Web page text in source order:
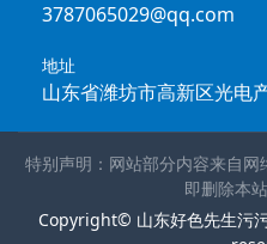
3787065029@qq.com
地址
山东省潍坊市高新区光电
特别声明：网站部分内容来自
即删除本
Copyright© 山东好色先生污